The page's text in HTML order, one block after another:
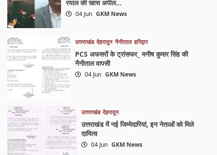
रयाल की खास अपील…
04 Jun GKM News
उत्तराखंड देहरादून नैनीताल हरिद्वार
PCS अफसरों के ट्रांसफर_ मनीष कुमार सिंह की
नैनीताल वापसी
04 Jun GKM News
उत्तराखंड देहरादून
उत्तराखंड में नई जिम्मेदारियां, इन नेताओं को मिले
दायित्व
04 Jun GKM News